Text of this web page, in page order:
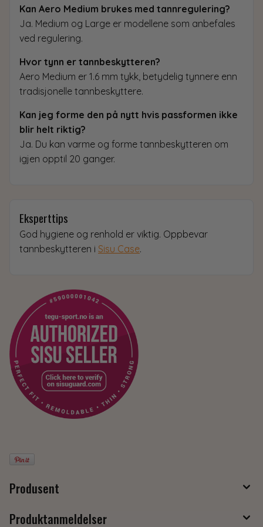
Kan Aero Medium brukes med tannregulering?
Ja. Medium og Large er modellene som anbefales
ved regulering.
Hvor tynn er tannbeskytteren?
Aero Medium er 1.6 mm tykk, betydelig tynnere enn
tradisjonelle tannbeskyttere.
Kan jeg forme den på nytt hvis passformen ikke
blir helt riktig?
Ja. Du kan varme og forme tannbeskytteren om
igjen opptil 20 ganger.
Eksperttips
God hygiene og renhold er viktig. Oppbevar
tannbeskytteren i Sisu Case.
Produsent
Produktanmeldelser